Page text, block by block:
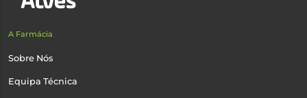
A Farmácia
Sobre Nós
Equipa Técnica